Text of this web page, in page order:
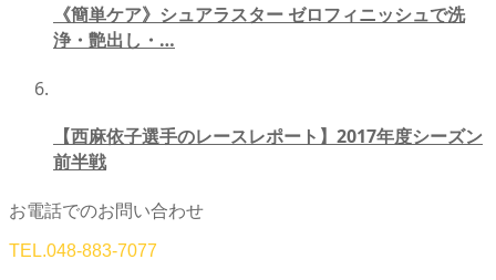
《簡単ケア》シュアラスター ゼロフィニッシュで洗
浄・艶出し・…
【西麻依子選手のレースレポート】2017年度シーズン
前半戦
お電話でのお問い合わせ
TEL.048-883-7077